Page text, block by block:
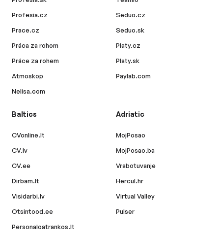
Profesia.cz
Prace.cz
Práca za rohom
Práce za rohem
Atmoskop
Nelisa.com
Seduo.cz
Seduo.sk
Platy.cz
Platy.sk
Paylab.com
Baltics
CVonline.lt
CV.lv
CV.ee
Dirbam.lt
Visidarbi.lv
Otsintood.ee
Personaloatrankos.lt
Adriatic
MojPosao
MojPosao.ba
Vrabotuvanje
Hercul.hr
Virtual Valley
Pulser